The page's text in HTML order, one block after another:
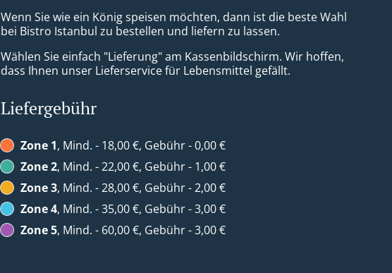
Wenn Sie wie ein König speisen möchten, dann ist die beste Wahl
bei Bistro Istanbul zu bestellen und liefern zu lassen.
Wählen Sie einfach "Lieferung" am Kassenbildschirm. Wir hoffen,
dass Ihnen unser Lieferservice für Lebensmittel gefällt.
Liefergebühr
Zone 1, Mind. - 18,00 €, Gebühr - 0,00 €
Zone 2, Mind. - 22,00 €, Gebühr - 1,00 €
Zone 3, Mind. - 28,00 €, Gebühr - 2,00 €
Zone 4, Mind. - 35,00 €, Gebühr - 3,00 €
Zone 5, Mind. - 60,00 €, Gebühr - 3,00 €